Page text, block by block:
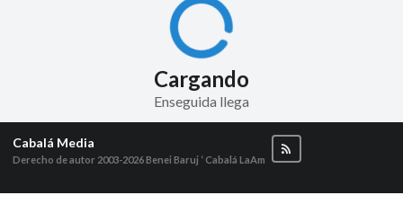
Cargando
Enseguida llega
Cabalá Media
Derecho de autor 2003-2026Benei Baruj ‘ Cabalá LaAm